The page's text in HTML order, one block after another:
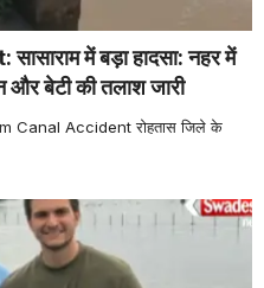
में बड़ा हादसा: नहर में
और बेटी की तलाश जारी
Canal Accident रोहतास जिले के